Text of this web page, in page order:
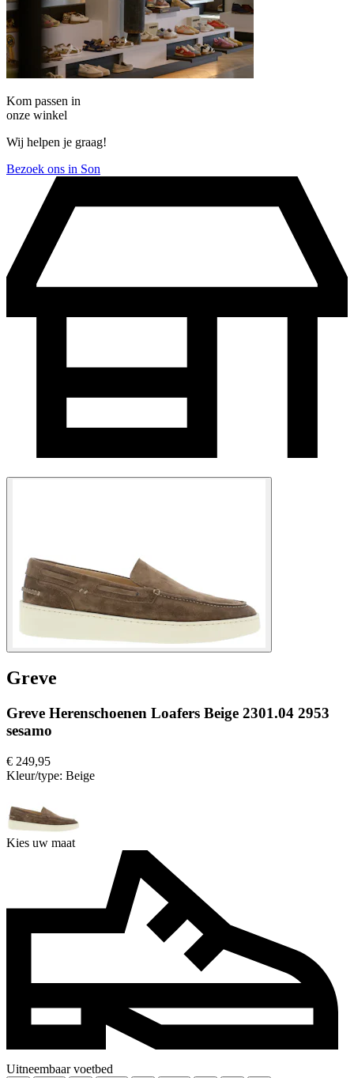
Kom passen in
onze winkel
Wij helpen je graag!
Bezoek ons in Son
Greve
Greve Herenschoenen Loafers Beige 2301.04 2953
sesamo
€ 249,95
Kleur/type: Beige
Kies uw maat
Uitneembaar voetbed